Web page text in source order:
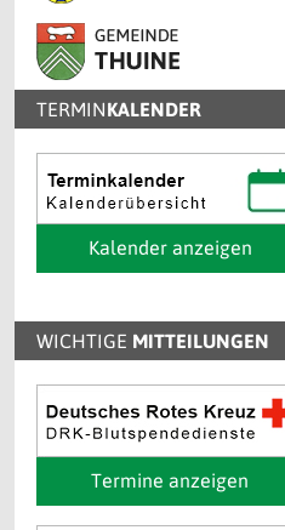
TERMINKALENDER
Kalender anzeigen
WICHTIGE MITTEILUNGEN
Termine anzeigen